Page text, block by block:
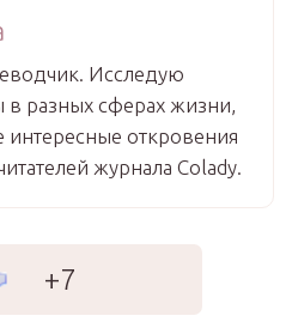
Исследую
разных сферах жизни,
интересные откровения
журнала Colady.
+7